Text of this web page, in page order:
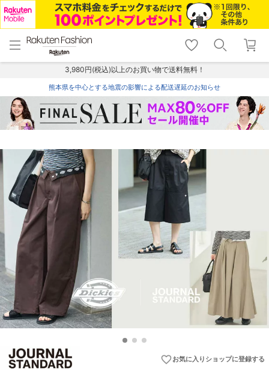
menu home
トップ
shopping_cart lock_outline
ログイン
3,980円(税込)以上のお買い物で送料無料！
熊本県を中心とする地震の影響による配送遅延のお知らせ
favorite_borderお気に入りショップに登録する